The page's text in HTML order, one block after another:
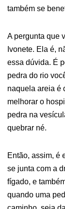
também se
A pergunta que
Ivonete. Ela é,
essa dúvida. É
pedra do rio
naquela areia é
melhorar o
pedra na
quebrar né.
Então, assim, é
se junta com a
fígado, e
quando uma